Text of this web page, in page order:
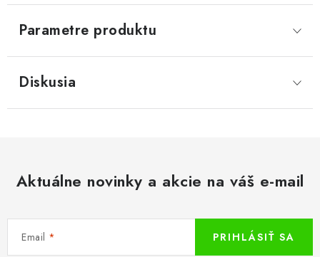
Parametre produktu
Diskusia
Aktuálne novinky a akcie na váš e-mail
Email PRIHLÁSIŤ SA